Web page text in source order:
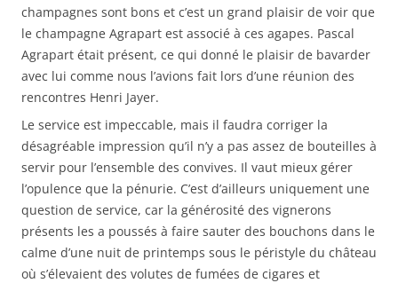
champagnes sont bons et c’est un grand plaisir de voir que
le champagne Agrapart est associé à ces agapes. Pascal
Agrapart était présent, ce qui donné le plaisir de bavarder
avec lui comme nous l’avions fait lors d’une réunion des
rencontres Henri Jayer.
Le service est impeccable, mais il faudra corriger la
désagréable impression qu’il n’y a pas assez de bouteilles à
servir pour l’ensemble des convives. Il vaut mieux gérer
l’opulence que la pénurie. C’est d’ailleurs uniquement une
question de service, car la générosité des vignerons
présents les a poussés à faire sauter des bouchons dans le
calme d’une nuit de printemps sous le péristyle du château
où s’élevaient des volutes de fumées de cigares et